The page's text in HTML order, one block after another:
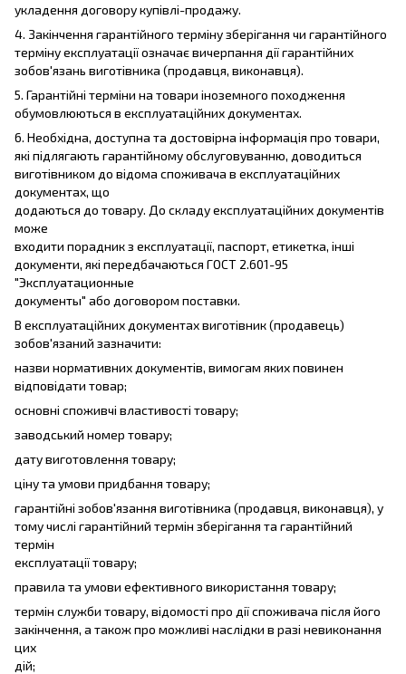
укладення договору купівлі-продажу.
4. Закінчення гарантійного терміну зберігання чи гарантійного
терміну експлуатації означає вичерпання дії гарантійних
зобов'язань виготівника (продавця, виконавця).
5. Гарантійні терміни на товари іноземного походження
обумовлюються в експлуатаційних документах.
6. Необхідна, доступна та достовірна інформація про товари,
які підлягають гарантійному обслуговуванню, доводиться
виготівником до відома споживача в експлуатаційних
документах, що
додаються до товару. До складу експлуатаційних документів
може
входити порадник з експлуатації, паспорт, етикетка, інші
документи, які передбачаються ГОСТ 2.601-95
"Эксплуатационные
документы" або договором поставки.
В експлуатаційних документах виготівник (продавець)
зобов'язаний зазначити:
назви нормативних документів, вимогам яких повинен
відповідати товар;
основні споживчі властивості товару;
заводський номер товару;
дату виготовлення товару;
ціну та умови придбання товару;
гарантійні зобов'язання виготівника (продавця, виконавця), у
тому числі гарантійний термін зберігання та гарантійний
термін
експлуатації товару;
правила та умови ефективного використання товару;
термін служби товару, відомості про дії споживача після його
закінчення, а також про можливі наслідки в разі невиконання
цих
дій;